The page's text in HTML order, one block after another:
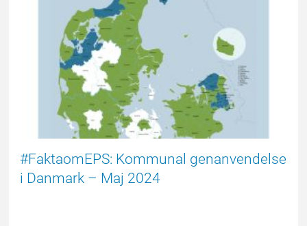
#FaktaomEPS: Kommunal genanvendelse
i Danmark – Maj 2024